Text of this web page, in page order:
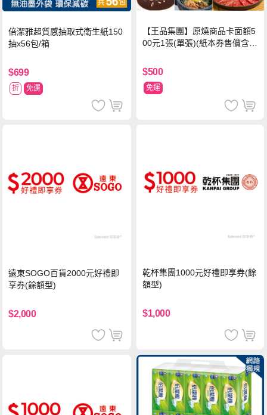
倍潔雅超質感抽取式衛生紙150
抽x56包/箱
$699
折 免運
【王品集團】原燒商品卡面額5
00元1張(單張)(紙本券售價含平
$500
免運
遠東SOGO百貨2000元好禮即
享券(餘額型)
$2,000
乾杯集團1000元好禮即享券(餘
額型)
$1,000